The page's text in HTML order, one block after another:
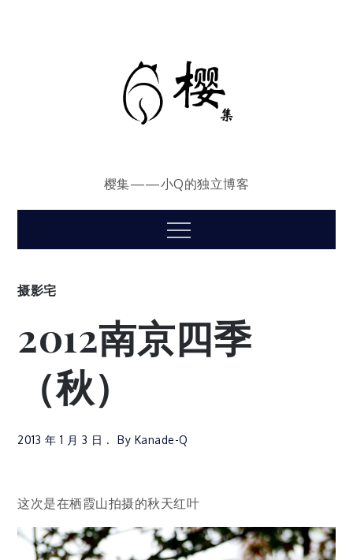
樱集——小Q的独立博客
Menu
摄影宅
2012南京四季
（秋）
2013 年 1 月 3 日 By Kanade-Q
这次是在栖霞山拍摄的秋天红叶